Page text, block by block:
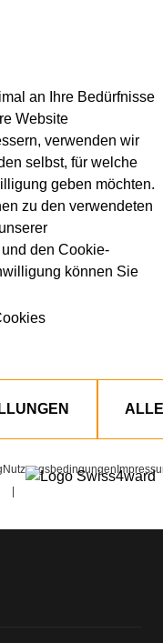
an Ihre Bedürfnisse
Website
verwenden wir
selbst, für welche
geben möchten.
zu den verwendeten
den Cookie-
können Sie
Nutzungsbedingungen
Dermatology
für die
und praktischen